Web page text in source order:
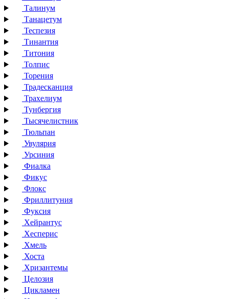
Талинум
Танацетум
Теспезия
Тинантия
Титония
Толпис
Торения
Традесканция
Трахелиум
Тунбергия
Тысячелистник
Тюльпан
Увулярия
Урсиния
Фиалка
Фикус
Флокс
Фриллитуния
Фуксия
Хейрантус
Хесперис
Хмель
Хоста
Хризантемы
Целозия
Цикламен